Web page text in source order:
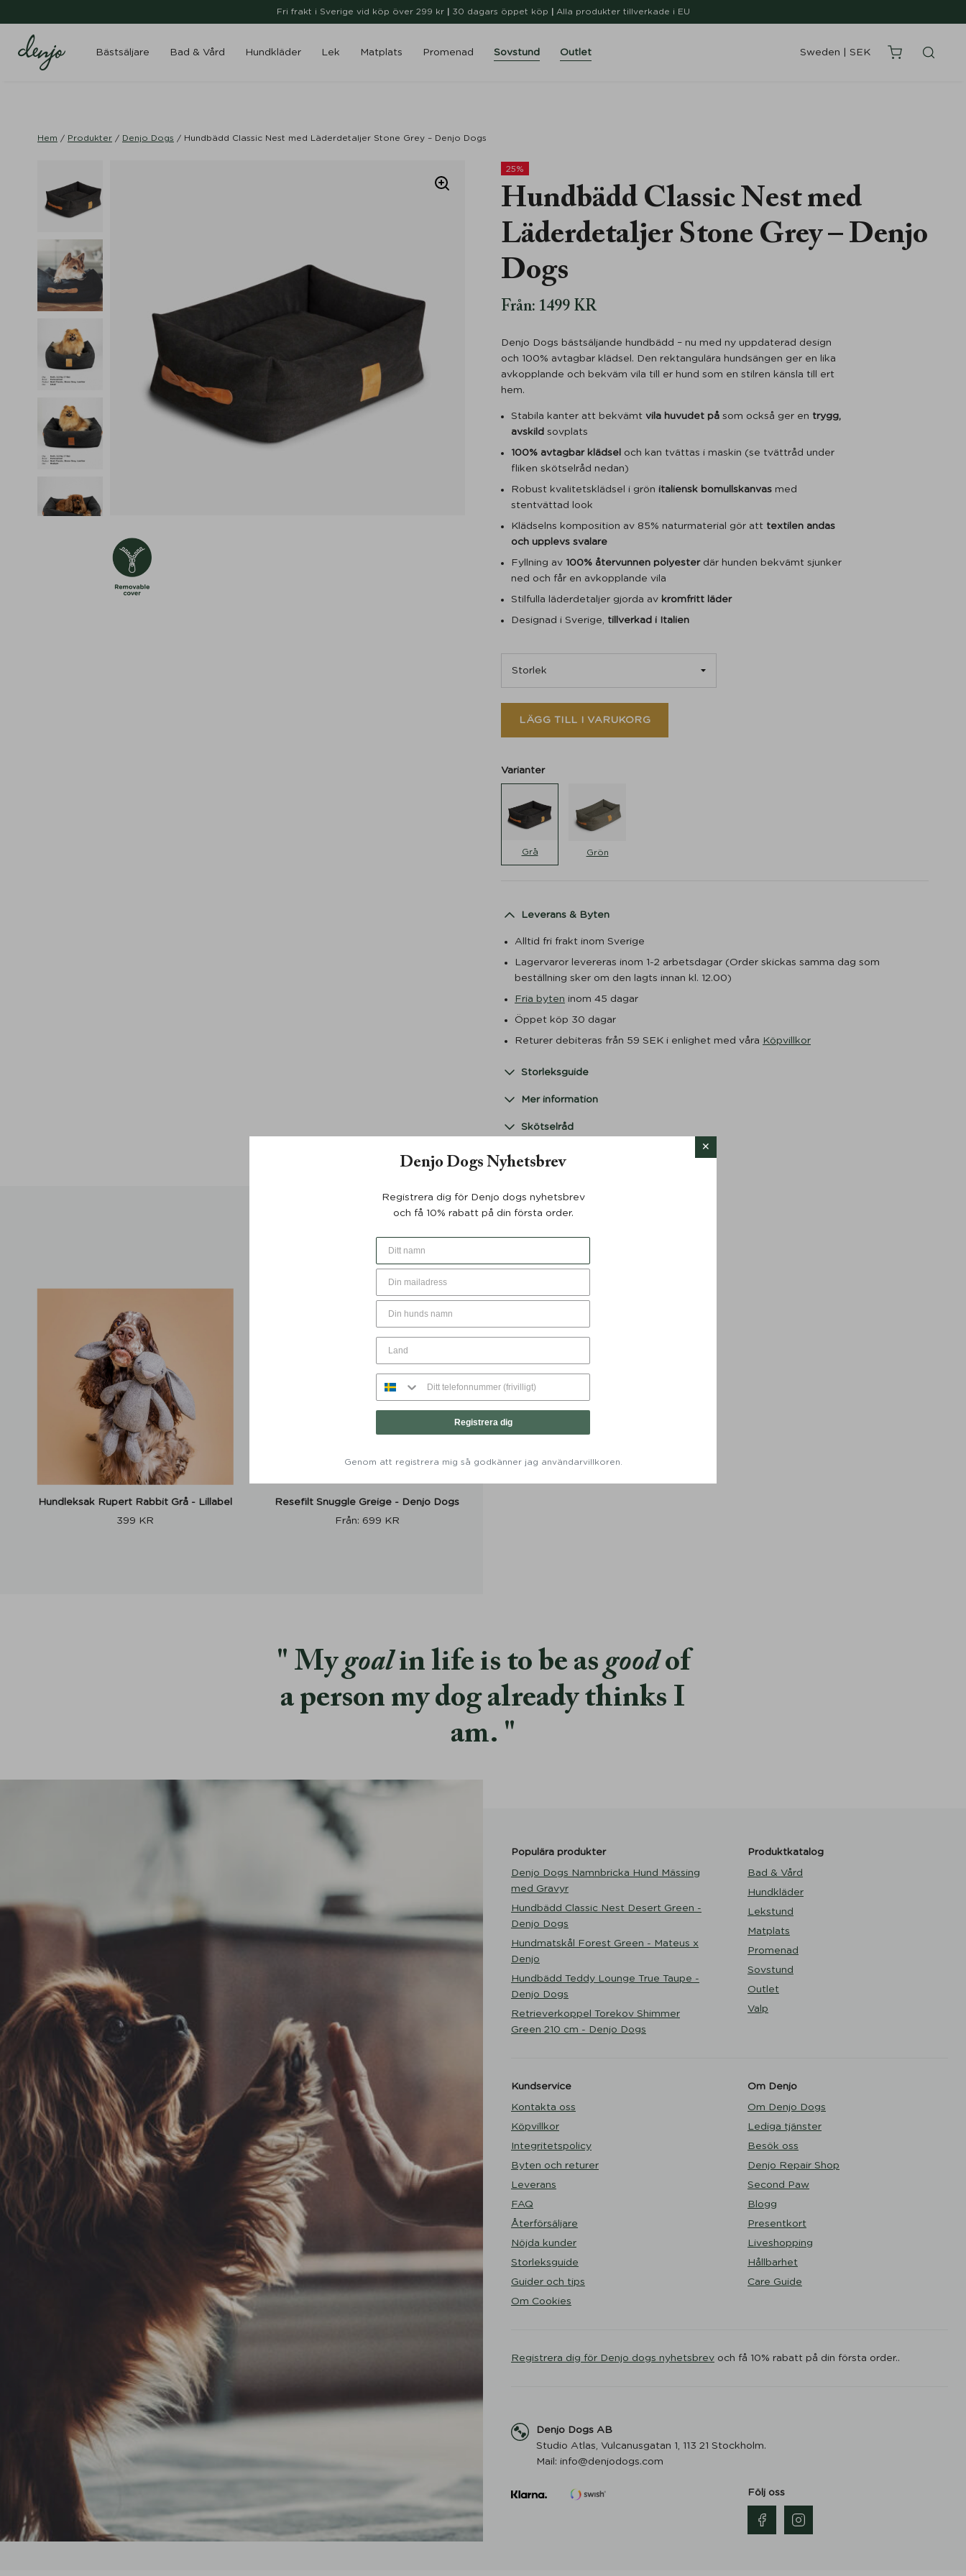
Fri frakt i Sverige vid köp över 299 kr 30 dagars öppet köp Alla produkter tillverkade i EU
Bästsäljare Bad & Vård Hundkläder Lek Matplats Promenad Sovstund Outlet Sweden SEK
Hem / Produkter / Denjo Dogs / Hundbädd Classic Nest med Läderdetaljer Stone Grey – Denjo Dogs
Återvunnet Material
25%
Hundbädd Classic Nest med
Läderdetaljer Stone Grey – Denjo
Dogs
Från: 1499 KR
Denjo Dogs bästsäljande hundbädd – nu med ny uppdaterad design
och 100% avtagbar klädsel. Den rektangulära hundsängen ger en lika
avkopplande och bekväm vila till er hund som en stilren känsla till ert
hem.
Stabila kanter att bekvämt vila huvudet på som också ger en trygg,
avskild sovplats
100% avtagbar klädsel och kan tvättas i maskin (se tvättråd under
fliken skötselråd nedan)
Robust kvalitetsklädsel i grön italiensk bomullskanvas med
stentvättad look
Klädselns komposition av 85% naturmaterial gör att textilen andas
och upplevs svalare
Fyllning av 100% återvunnen polyester där hunden bekvämt sjunker
ned och får en avkopplande vila
Stilfulla läderdetaljer gjorda av kromfritt läder
Designad i Sverige, tillverkad i Italien
LÄGG TILL I VARUKORG
Varianter
Grå Grön
Leverans & Byten
Alltid fri frakt inom Sverige
Lagervaror levereras inom 1-2 arbetsdagar (Order skickas samma dag som
beställning sker om den lagts innan kl. 12.00)
Fria byten inom 45 dagar
Öppet köp 30 dagar
Returer debiteras från 59 SEK i enlighet med våra Köpvillkor
Storleksguide
Mer information
Skötselråd
DU KANSKE OCKSÅ GILLAR …
Hundleksak Rupert Rabbit Grå - Lillabel
399 KR
Resefilt Snuggle Greige - Denjo Dogs
Från: 699 KR
My goalin life is to be as goodof
a person my dog already thinks I
am.
Populära produkter
Denjo Dogs Namnbricka Hund Mässing
med Gravyr
Hundbädd Classic Nest Desert Green -
Denjo Dogs
Hundmatskål Forest Green - Mateus x
Denjo
Hundbädd Teddy Lounge True Taupe -
Denjo Dogs
Retrieverkoppel Torekov Shimmer
Green 210 cm - Denjo Dogs
Produktkatalog
Bad & Vård
Hundkläder
Lekstund
Matplats
Promenad
Sovstund
Outlet
Valp
Kundservice
Kontakta oss
Köpvillkor
Integritetspolicy
Byten och returer
Leverans
FAQ
Återförsäljare
Nöjda kunder
Storleksguide
Guider och tips
Om Cookies
Om Denjo
Om Denjo Dogs
Lediga tjänster
Besök oss
Denjo Repair Shop
Second Paw
Blogg
Presentkort
Liveshopping
Hållbarhet
Care Guide
Registrera dig för Denjo dogs nyhetsbrev och få 10% rabatt på din första order..
Denjo Dogs AB
Studio Atlas, Vulcanusgatan 1, 113 21 Stockholm.
Mail: info@denjodogs.com
Följ oss
Denjo Dogs Nyhetsbrev
Registrera dig för Denjo dogs nyhetsbrev
och få 10% rabatt på din första order.
Registrera dig
Genom att registrera mig så godkänner jag användarvillkoren.